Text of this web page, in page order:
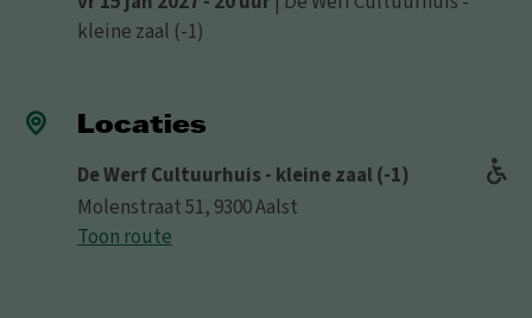
kleine zaal (-1)
Locaties
De Werf Cultuurhuis - kleine zaal (-1)
Molenstraat 51, 9300 Aalst
Toon route